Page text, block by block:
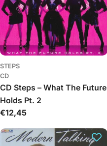
STEPS
CD
CD Steps – What The Future
Holds Pt. 2
Įprasta
€12,45